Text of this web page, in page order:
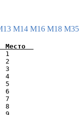
М14 М16 М18 М35
1
2
3
4
5
6
7
8
9